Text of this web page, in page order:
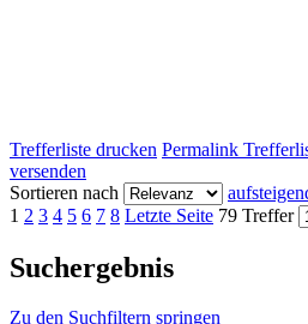
Trefferliste drucken Permalink
versenden
Sortieren nach
1 2 3 4 5 6 7 8 Letzte Seite 79 Treffer
Suchergebnis
Zu den Suchfiltern springen